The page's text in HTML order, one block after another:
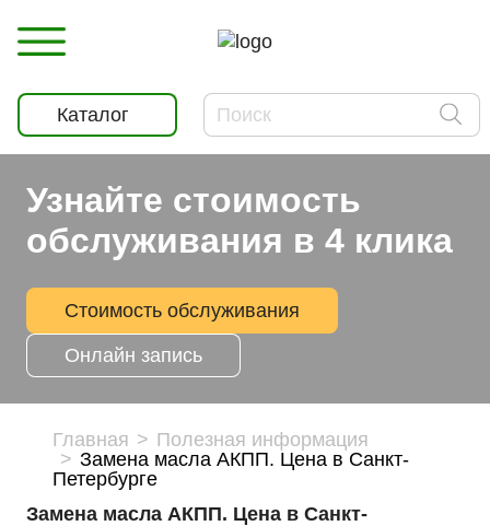
Каталог
Узнайте стоимость
обслуживания в 4 клика
Стоимость обслуживания
Онлайн запись
Главная
Полезная информация
Замена масла АКПП. Цена в Санкт-
Петербурге
Замена масла АКПП. Цена в Санкт-